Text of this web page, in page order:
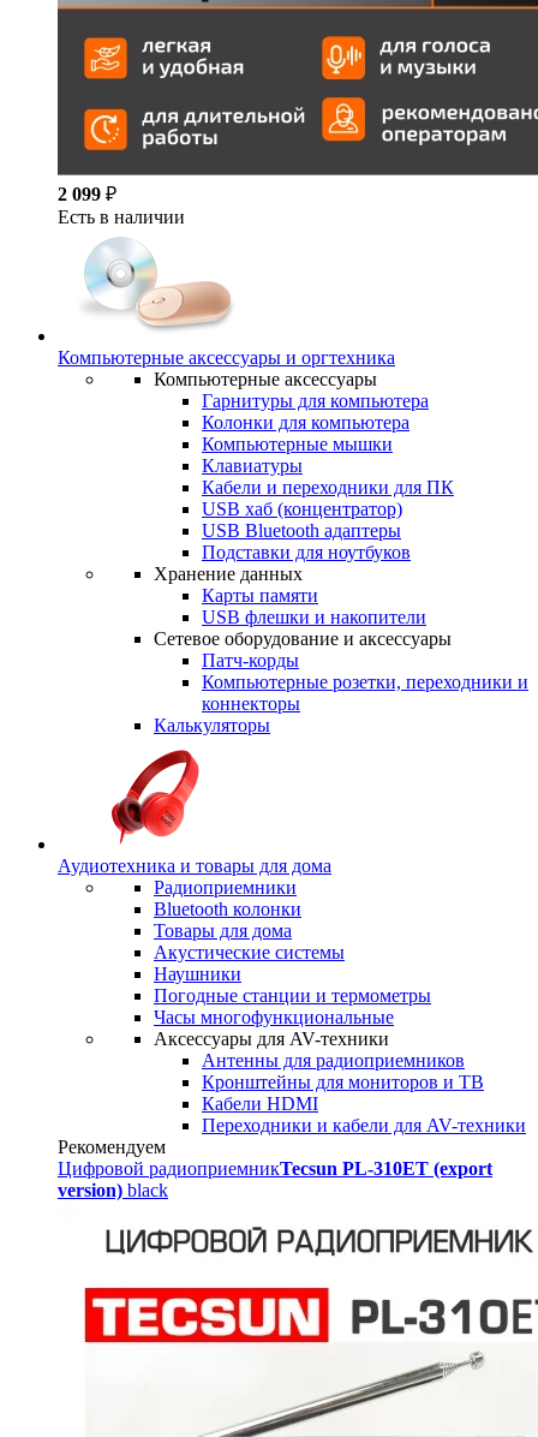
2 099 ₽
Есть в наличии
Компьютерные аксессуары и оргтехника
Компьютерные аксессуары
Гарнитуры для компьютера
Колонки для компьютера
Компьютерные мышки
Клавиатуры
Кабели и переходники для ПК
USB хаб (концентратор)
USB Bluetooth адаптеры
Подставки для ноутбуков
Хранение данных
Карты памяти
USB флешки и накопители
Сетевое оборудование и аксессуары
Патч-корды
Компьютерные розетки, переходники и
коннекторы
Калькуляторы
Аудиотехника и товары для дома
Радиоприемники
Bluetooth колонки
Товары для дома
Акустические системы
Наушники
Погодные станции и термометры
Часы многофункциональные
Аксессуары для AV-техники
Антенны для радиоприемников
Кронштейны для мониторов и ТВ
Кабели HDMI
Переходники и кабели для AV-техники
Рекомендуем
Цифровой радиоприемникTecsun PL-310ET (export
version) black